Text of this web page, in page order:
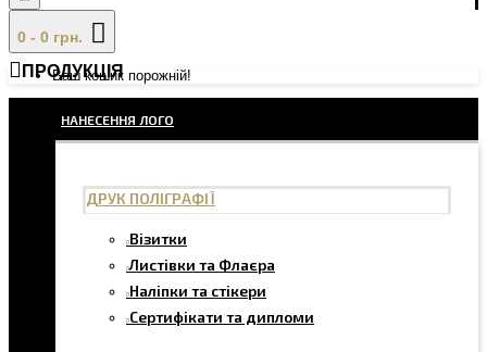
0 - 0 грн.
Ваш кошик порожній!
ПРОДУКЦІЯ
НАНЕСЕННЯ ЛОГО
ДРУК ПОЛІГРАФІЇ
Візитки
Листівки та Флаєра
Наліпки та стікери
Сертифікати та дипломи